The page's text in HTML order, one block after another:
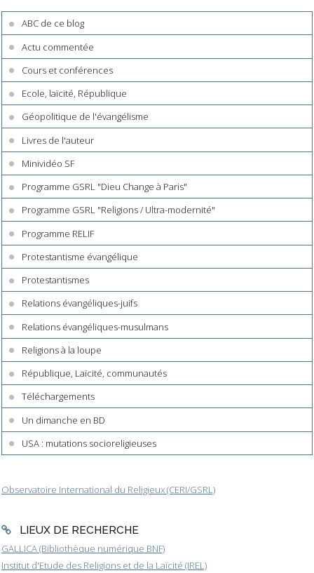
ABC de ce blog
Actu commentée
Cours et conférences
Ecole, laïcité, République
Géopolitique de l'évangélisme
Livres de l'auteur
Minividéo SF
Programme GSRL "Dieu Change à Paris"
Programme GSRL "Religions / Ultra-modernité"
Programme RELIF
Protestantisme évangélique
Protestantismes
Relations évangéliques-juifs
Relations évangéliques-musulmans
Religions à la loupe
République, Laïcité, communautés
Téléchargements
Un dimanche en BD
USA : mutations socioreligieuses
Observatoire International du Religieux (CERI/GSRL)
LIEUX DE RECHERCHE
GALLICA (Bibliothèque numérique BNF)
Institut d'Etude des Religions et de la Laïcité (IREL)